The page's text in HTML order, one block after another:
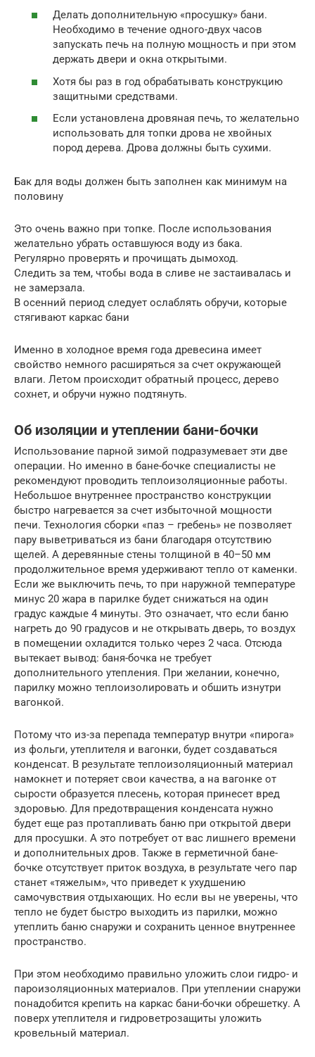
Делать дополнительную «просушку» бани.
Необходимо в течение одного-двух часов
запускать печь на полную мощность и при этом
держать двери и окна открытыми.
Хотя бы раз в год обрабатывать конструкцию
защитными средствами.
Если установлена дровяная печь, то желательно
использовать для топки дрова не хвойных
пород дерева. Дрова должны быть сухими.
Бак для воды должен быть заполнен как минимум на
половину
Это очень важно при топке. После использования
желательно убрать оставшуюся воду из бака.
Регулярно проверять и прочищать дымоход.
Следить за тем, чтобы вода в сливе не застаивалась и
не замерзала.
В осенний период следует ослаблять обручи, которые
стягивают каркас бани
Именно в холодное время года древесина имеет
свойство немного расширяться за счет окружающей
влаги. Летом происходит обратный процесс, дерево
сохнет, и обручи нужно подтянуть.
Об изоляции и утеплении бани-бочки
Использование парной зимой подразумевает эти две
операции. Но именно в бане-бочке специалисты не
рекомендуют проводить теплоизоляционные работы.
Небольшое внутреннее пространство конструкции
быстро нагревается за счет избыточной мощности
печи. Технология сборки «паз – гребень» не позволяет
пару выветриваться из бани благодаря отсутствию
щелей. А деревянные стены толщиной в 40–50 мм
продолжительное время удерживают тепло от каменки.
Если же выключить печь, то при наружной температуре
минус 20 жара в парилке будет снижаться на один
градус каждые 4 минуты. Это означает, что если баню
нагреть до 90 градусов и не открывать дверь, то воздух
в помещении охладится только через 2 часа. Отсюда
вытекает вывод: баня-бочка не требует
дополнительного утепления. При желании, конечно,
парилку можно теплоизолировать и обшить изнутри
вагонкой.
Потому что из-за перепада температур внутри «пирога»
из фольги, утеплителя и вагонки, будет создаваться
конденсат. В результате теплоизоляционный материал
намокнет и потеряет свои качества, а на вагонке от
сырости образуется плесень, которая принесет вред
здоровью. Для предотвращения конденсата нужно
будет еще раз протапливать баню при открытой двери
для просушки. А это потребует от вас лишнего времени
и дополнительных дров. Также в герметичной бане-
бочке отсутствует приток воздуха, в результате чего пар
станет «тяжелым», что приведет к ухудшению
самочувствия отдыхающих. Но если вы не уверены, что
тепло не будет быстро выходить из парилки, можно
утеплить баню снаружи и сохранить ценное внутреннее
пространство.
При этом необходимо правильно уложить слои гидро- и
пароизоляционных материалов. При утеплении снаружи
понадобится крепить на каркас бани-бочки обрешетку. А
поверх утеплителя и гидроветрозащиты уложить
кровельный материал.